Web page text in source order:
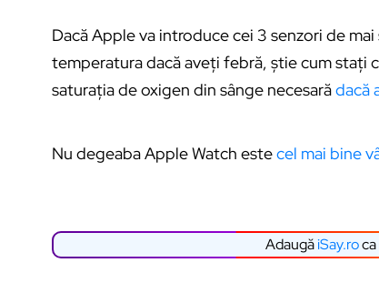
Dacă Apple va introduce cei 3 senzori de
temperatura dacă aveți febră, știe cum stați
saturația de oxigen din sânge necesarădacă
Nu degeaba Apple Watch estecel mai bine
AdaugăiSay.ro